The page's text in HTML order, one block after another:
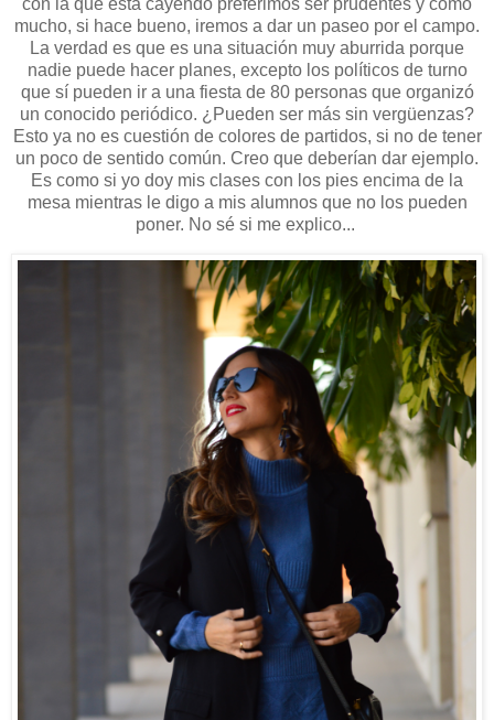
mucho, si hace bueno, iremos a dar un paseo por el campo.
La verdad es que es una situación muy aburrida porque
nadie puede hacer planes, excepto los políticos de turno
que sí pueden ir a una fiesta de 80 personas que organizó
un conocido periódico. ¿Pueden ser más sin vergüenzas?
Esto ya no es cuestión de colores de partidos, si no de tener
un poco de sentido común. Creo que deberían dar ejemplo.
Es como si yo doy mis clases con los pies encima de la
mesa mientras le digo a mis alumnos que no los pueden
poner. No sé si me explico...